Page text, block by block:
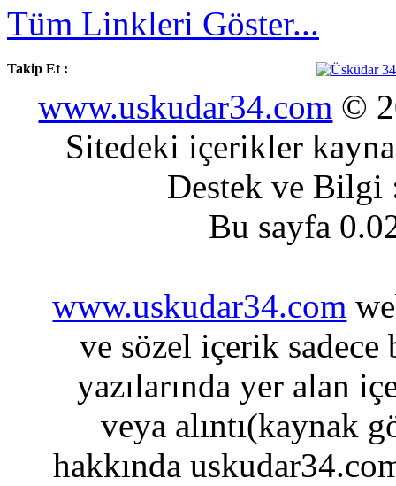
Tüm Linkleri Göster...
Takip Et :
www.uskudar34.com ©
Sitedeki içerikler
Destek ve
Bu sayfa
www.uskudar34.com
ve sözel içerik sadece
yazılarında yer alan
veya alıntı(kaynak
hakkında